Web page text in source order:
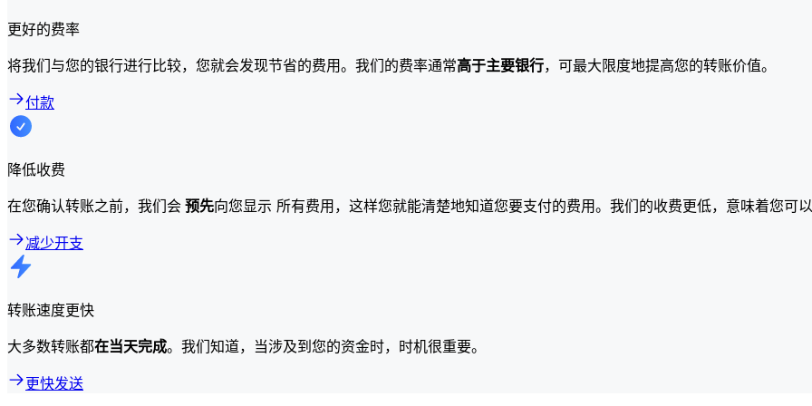
更好的费率
将我们与您的银行进行比较，您就会发现节省的费用。我们的费率通常高于主要银行，可最大限度地提高您的转账价值。
付款
降低收费
在您确认转账之前，我们会 预先向您显示 所有费用，这样您就能清楚地知道您要支付的费用。我们的收费更低，意味着您可以
减少开支
转账速度更快
大多数转账都在当天完成。我们知道，当涉及到您的资金时，时机很重要。
更快发送